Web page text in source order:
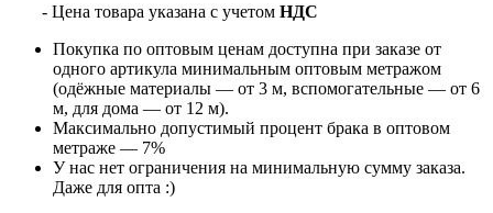
- Цена товара указана с учетом НДС
Покупка по оптовым ценам доступна при заказе от
одного артикула минимальным оптовым метражом
(одёжные материалы — от 3 м, вспомогательные — от 6
м, для дома — от 12 м).
Максимально допустимый процент брака в оптовом
метраже — 7%
У нас нет ограничения на минимальную сумму заказа.
Даже для опта :)